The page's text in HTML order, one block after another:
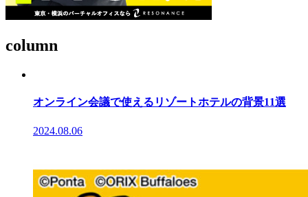
column
オンライン会議で使えるリゾートホテルの背景11選
2024.08.06